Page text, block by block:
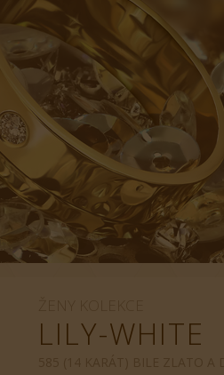
LILY-WHITE